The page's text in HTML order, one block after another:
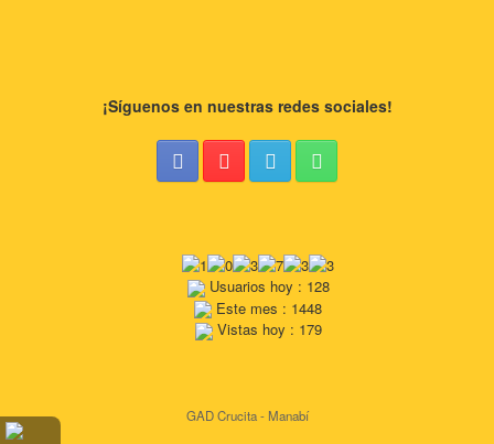
¡Síguenos en nuestras redes sociales!
Usuarios hoy : 128
Este mes : 1448
Vistas hoy : 179
GAD Crucita - Manabí